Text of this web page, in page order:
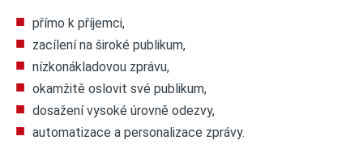
přímo k příjemci,
zacílení na široké publikum,
nízkonákladovou zprávu,
okamžitě oslovit své publikum,
dosažení vysoké úrovně odezvy,
automatizace a personalizace zprávy.